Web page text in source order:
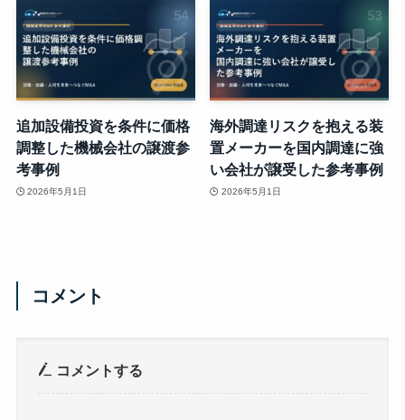
追加設備投資を条件に価格
調整した機械会社の譲渡参
考事例
2026年5月1日
海外調達リスクを抱える装
置メーカーを国内調達に強
い会社が譲受した参考事例
2026年5月1日
コメント
コメントする